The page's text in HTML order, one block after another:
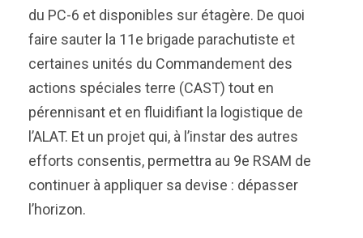
du PC-6 et disponibles sur étagère. De quoi
faire sauter la 11e brigade parachutiste et
certaines unités du Commandement des
actions spéciales terre (CAST) tout en
pérennisant et en fluidifiant la logistique de
l’ALAT. Et un projet qui, à l’instar des autres
efforts consentis, permettra au 9e RSAM de
continuer à appliquer sa devise : dépasser
l’horizon.